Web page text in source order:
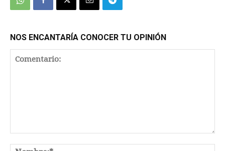
NOS ENCANTARÍA CONOCER TU OPINIÓN